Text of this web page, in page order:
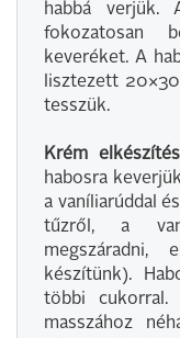
habbá verjük.
fokozatosan
keveréket. A
lisztezett
tesszük.
Krém
habosra
a vaníliarúddal
tűzről, a
megszáradni,
készítünk).
többi cukorral.
masszához